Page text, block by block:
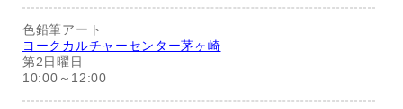
色鉛筆アート
ヨークカルチャーセンター茅ヶ崎
第2日曜日
10:00～12:00